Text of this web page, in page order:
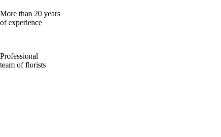
More than 20 years
of experience
Professional
team of florists